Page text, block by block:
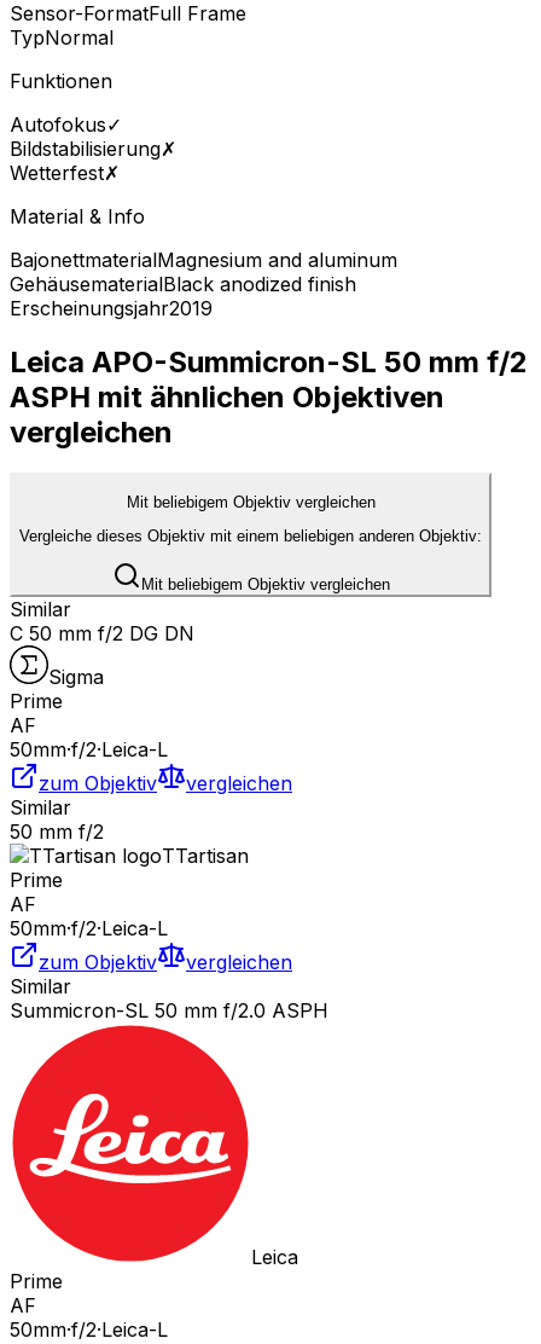
Sensor-FormatFull Frame
TypNormal
Funktionen
Autofokus✓
Bildstabilisierung✗
Wetterfest✗
Material & Info
BajonettmaterialMagnesium and aluminum
GehäusematerialBlack anodized finish
Erscheinungsjahr2019
Leica APO-Summicron-SL 50 mm f/2
ASPH mit ähnlichen Objektiven
vergleichen
Mit beliebigem Objektiv vergleichen
Vergleiche dieses Objektiv mit einem beliebigen anderen Objektiv:
Mit beliebigem Objektiv vergleichen
Similar
C 50 mm f/2 DG DN
Sigma
Prime
AF
50mm·f/2·Leica-L
zum Objektiv
vergleichen
Similar
50 mm f/2
TTartisan
Prime
AF
50mm·f/2·Leica-L
zum Objektiv
vergleichen
Similar
Summicron-SL 50 mm f/2.0 ASPH
Leica
Prime
AF
50mm·f/2·Leica-L